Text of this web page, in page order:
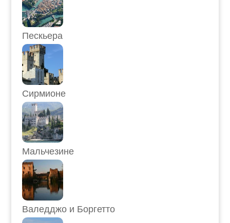
Пескьера
Сирмионе
Мальчезине
Валедджо и Боргетто